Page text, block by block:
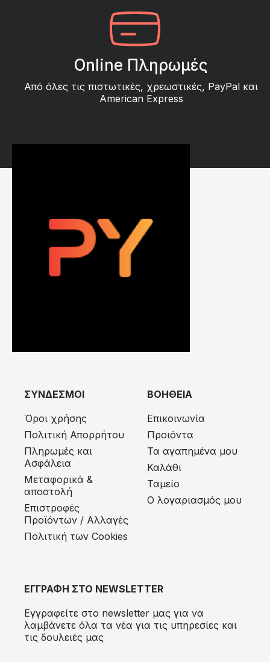
Online Πληρωμές
Από όλες τις πιστωτικές, χρεωστικές, PayPal και
American Express
ΣΥΝΔΕΣΜΟΙ
Όροι χρήσης
Πολιτική Απορρήτου
Πληρωμές και
Ασφάλεια
Μεταφορικά &
αποστολή
Eπιστροφές
Προϊόντων / Αλλαγές
Πολιτική των Cookies
ΒΟΗΘΕΙΑ
Επικοινωνία
Προιόντα
Τα αγαπημένα μου
Καλάθι
Ταμείο
Ο λογαριασμός μου
ΕΓΓΡΑΦΗ ΣΤΟ NEWSLETTER
Εγγραφείτε στο newsletter μας για να
λαμβάνετε όλα τα νέα για τις υπηρεσίες και
τις δουλειές μας